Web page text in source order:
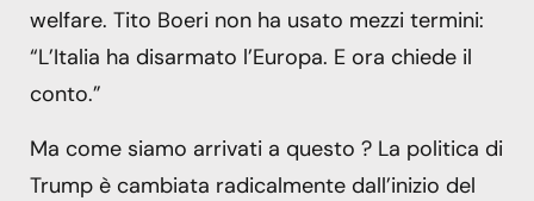
welfare. Tito Boeri non ha usato mezzi termini:
“L’Italia ha disarmato l’Europa. E ora chiede il
conto.”
Ma come siamo arrivati a questo ? La politica di
Trump è cambiata radicalmente dall’inizio del